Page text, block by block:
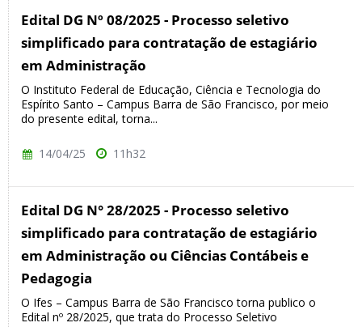
Edital DG Nº 08/2025 - Processo seletivo
simplificado para contratação de estagiário
em Administração
O Instituto Federal de Educação, Ciência e Tecnologia do
Espírito Santo – Campus Barra de São Francisco, por meio
do presente edital, torna...
14/04/25 11h32
Edital DG N° 28/2025 - Processo seletivo
simplificado para contratação de estagiário
em Administração ou Ciências Contábeis e
Pedagogia
O Ifes – Campus Barra de São Francisco torna publico o
Edital nº 28/2025, que trata do Processo Seletivo